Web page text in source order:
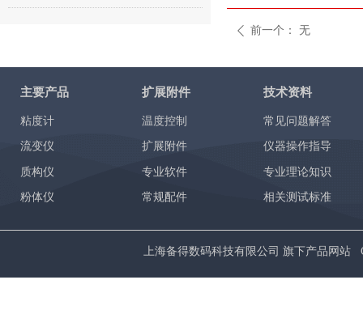
ꄴ 前一个： 无
上海备得数码科技有限公司 旗下产品网站
常见问题解答
仪器操作指导
专业理论知识
相关测试标准
主要产品 技术资料
扩展附件
粘度计
流变仪
质构仪
粉体仪
温度控制
扩展附件
专业软件
常规配件